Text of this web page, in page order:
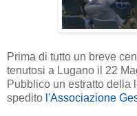
Prima di tutto un breve
tenutosi a Lugano il 22
Pubblico un estratto della
spedito l'Associazione